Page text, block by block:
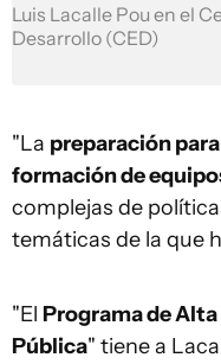
Luis Lacalle Pou en el
Desarrollo (CED)
"La preparación
formación de
complejas de
temáticas de la que
"El Programa de
Pública" tiene a